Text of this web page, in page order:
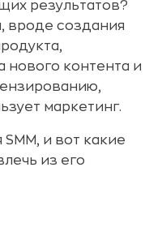
результатов?
вроде создания
нового контента и
маркетинг.
и вот какие
из его